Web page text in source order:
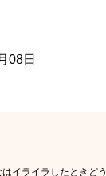
08日
はイライラしたとき